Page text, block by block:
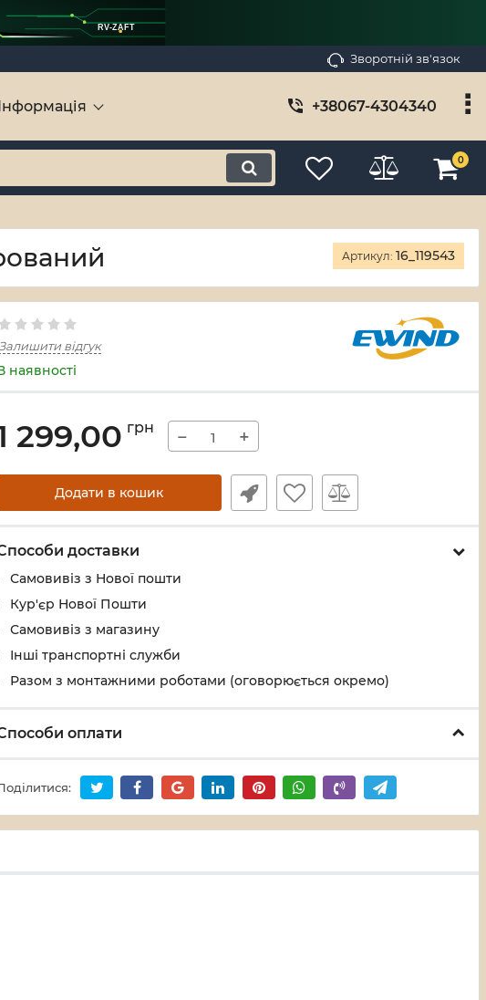
RV-ZAFT
Зворотній зв'язок
+38067-4304340
0
Артикул: 16_119543
Залишити відгук
наявності
299,00 грн − +
Додати в кошик
доставки
Самовивіз з Нової пошти
Кур'єр Нової Пошти
Самовивіз з магазину
Інші транспортні служби
Разом з монтажними роботами (оговорюється окремо)
оплати